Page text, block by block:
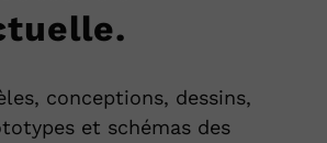
conceptions, dessins,
et schémas des